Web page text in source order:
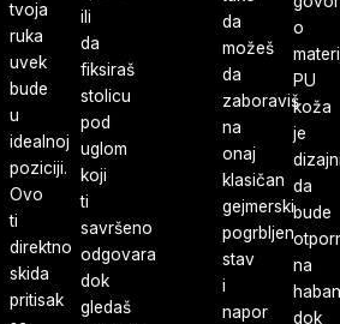
tvoja
ruka
uvek
bude
u
idealnoj
poziciji.
Ovo
ti
direktno
skida
pritisak
ili
da
fiksiraš
stolicu
pod
uglom
koji
ti
savršeno
odgovara
dok
gledaš
da
možeš
da
zaboraviš
na
onaj
klasičan
gejmerski
pogrbljen
stav
i
napor
o
PU
koža
je
da
bude
na
dok